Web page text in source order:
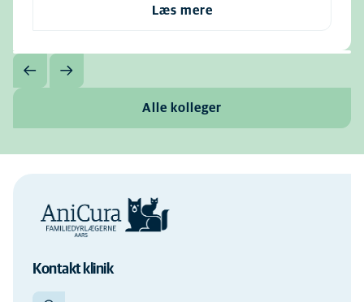
Læs mere
Alle kolleger
Kontakt klinik